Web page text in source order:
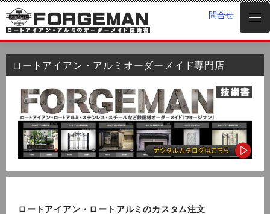
問合せ
ロートアイアン・アルミオーダーメイド専門店
ロートアイアン・ロートアルミのカスタム注文